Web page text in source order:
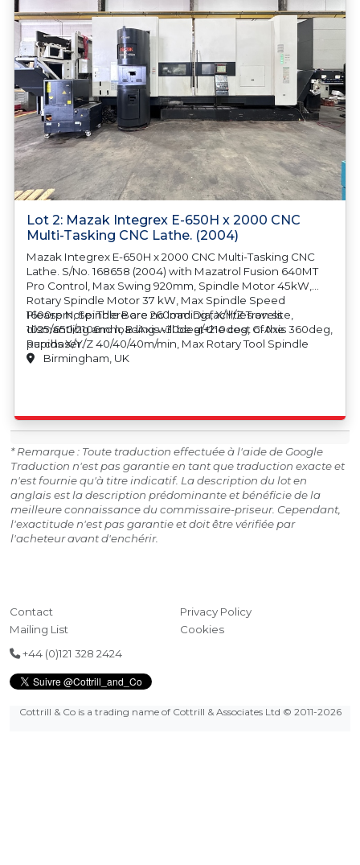
Lot 2: Mazak Integrex E-650H x 2000 CNC
Multi-Tasking CNC Lathe. (2004)
Mazak Integrex E-650H x 2000 CNC Multi-Tasking CNC
Lathe. S/No. 168658 (2004) with Mazatrol Fusion 640MT
Pro Control, Max Swing 920mm, Spindle Motor 45kW,
Rotary Spindle Motor 37 kW, Max Spindle Speed
1600rpm, Spindle Bore 260mm Dia, X/Y/Z Travels
1025/650/2106mm, B-Axis -30deg/+210deg, C-Axis 360deg,
Rapids X/Y/Z 40/40/40m/min, Max Rotary Tool Spindle
Speed 10,000rpm, Tailstock Travel 1858mm, Tailstock Quill
Please Note: There are no loading facilities on site,
dismantling and loading will be at the cost of the
purchaser.
Birmingham, UK
* Remarque : Toute traduction effectuée à l'aide de Google
Traduction n'est pas garantie en tant que traduction exacte et
n'est fournie qu'à titre indicatif. La description du lot en
anglais est la description prédominante et bénéficie de la
meilleure connaissance du commissaire-priseur. Cependant,
l'exactitude n'est pas garantie et doit être vérifiée par
l'acheteur avant d'enchérir.
Contact
Mailing List
Privacy Policy
Cookies
+44 (0)121 328 2424
Cottrill & Co is a trading name of Cottrill & Associates Ltd © 2011-2026